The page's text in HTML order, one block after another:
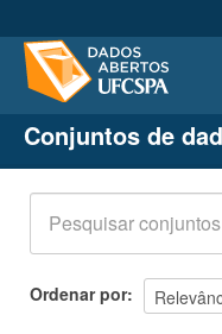
Conjuntos de dados
Organizações
Grupos
Sobre
Conjuntos de
Ordenar por